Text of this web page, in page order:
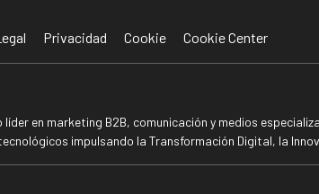
Privacidad Cookie Cookie Center
líder en marketing B2B, comunicación y medios
impulsando la Transformación Digital, la